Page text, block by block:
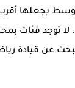
يجعلها
لا توجد فئات
يبحث عن قيادة